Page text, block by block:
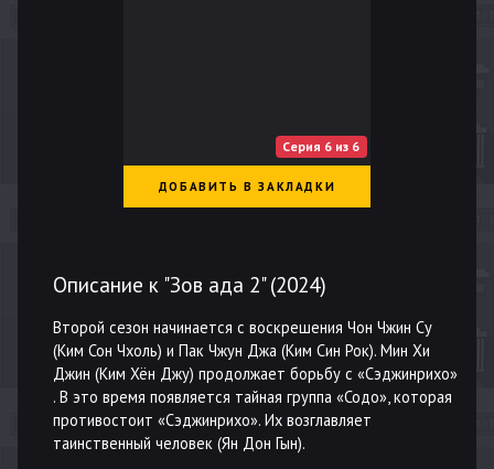
ДОБАВИТЬ В ЗАКЛАДКИ
Серия 6 из 6
Описание к "Зов ада 2" (2024)
Второй сезон начинается с воскрешения Чон Чжин Су
(Ким Сон Чхоль) и Пак Чжун Джа (Ким Cин Рок). Мин Хи
Джин (Ким Хён Джу) продолжает борьбу с «Сэджинрихо»
. В это время появляется тайная группа «Содо», которая
противостоит «Сэджинрихо». Их возглавляет
таинственный человек (Ян Дон Гын).